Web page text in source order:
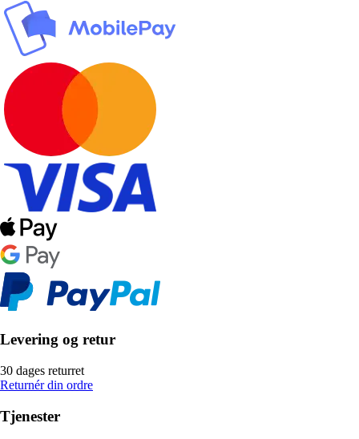
Levering og retur
30 dages returret
Returnér din ordre
Tjenester